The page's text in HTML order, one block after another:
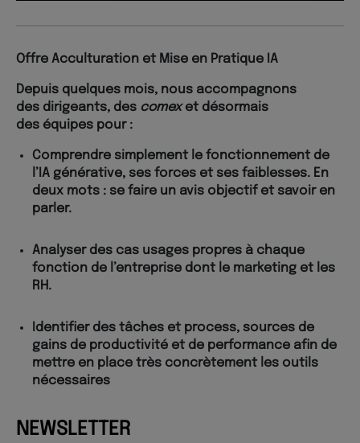
Offre Acculturation et Mise en Pratique IA
Depuis quelques mois, nous accompagnons
des dirigeants, des comexet désormais
des équipes pour :
Comprendre simplement le fonctionnement de
l’IA générative, ses forces et ses faiblesses. En
deux mots : se faire un avis objectif et savoir en
parler.
Analyser des cas usages propres à chaque
fonction de l’entreprise dont le marketing et les
RH.
Identifier des tâches et process, sources de
gains de productivité et de performance afin de
mettre en place très concrètement les outils
nécessaires
NEWSLETTER